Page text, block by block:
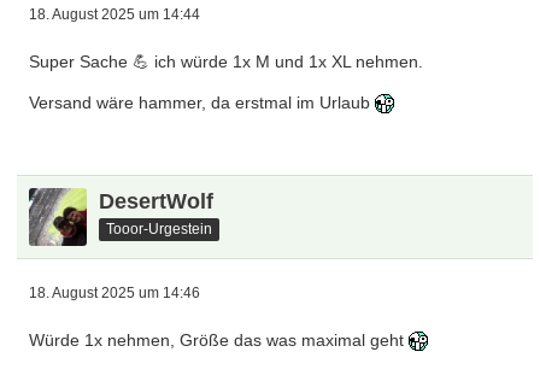
18. August 2025 um 14:44
Super Sache 💪 ich würde 1x M und 1x XL nehmen.
Versand wäre hammer, da erstmal im Urlaub
DesertWolf
Tooor-Urgestein
18. August 2025 um 14:46
Würde 1x nehmen, Größe das was maximal geht